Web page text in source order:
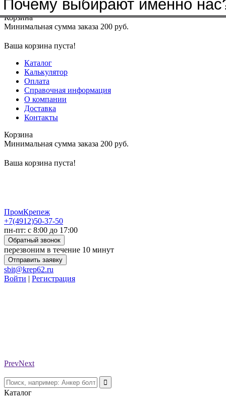
Меню+7(4912)50-37-50sbit@krep62.ru
Корзина
Минимальная сумма заказа 200 руб.
Ваша корзина пуста!
Каталог
Калькулятор
Оплата
Справочная информация
О компании
Доставка
Контакты
Корзина
Минимальная сумма заказа 200 руб.
Ваша корзина пуста!
ПромКрепеж
+7(4912)50-37-50
пн-пт: с 8:00 до 17:00
Обратный звонок
перезвоним в течение 10 минут
Отправить заявку
sbit@krep62.ru
Войти | Регистрация
PrevNext
Каталог
Почему выбирают именно